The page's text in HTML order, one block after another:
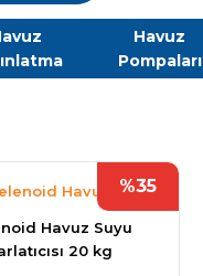
Havuz
Pompaları
%35
Havuz
Havuz Suyu
20 kg